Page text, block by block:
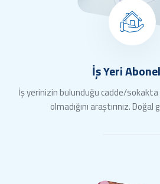
İş Yeri
İş yerinizin bulunduğu cadde/sokakta
olmadığını araştırınız.